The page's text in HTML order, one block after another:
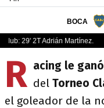
R acing le
del Torneo
el goleador de la